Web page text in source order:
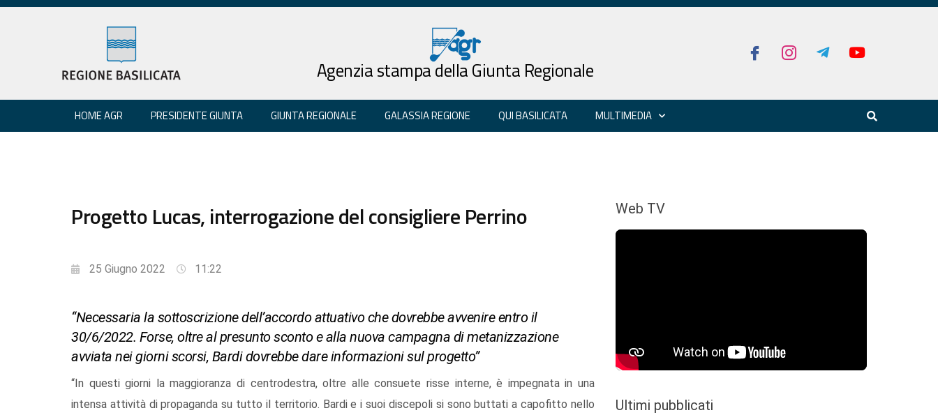
Agenzia stampa della Giunta Regionale
HOME AGR PRESIDENTE GIUNTA GIUNTA REGIONALE GALASSIA REGIONE QUI BASILICATA MULTIMEDIA
Progetto Lucas, interrogazione del consigliere Perrino
25 Giugno 2022 11:22
“Necessaria la sottoscrizione dell’accordo attuativo che dovrebbe avvenire entro il
30/6/2022. Forse, oltre al presunto sconto e alla nuova campagna di metanizzazione
avviata nei giorni scorsi, Bardi dovrebbe dare informazioni sul progetto”
“In questi giorni la maggioranza di centrodestra, oltre alle consuete risse interne, è impegnata in una
intensa attività di propaganda su tutto il territorio. Bardi e i suoi discepoli si sono buttati a capofitto nello
Web TV
Ultimi pubblicati